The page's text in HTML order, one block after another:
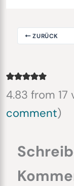
ZURÜCK
4.83 from 17
comment)